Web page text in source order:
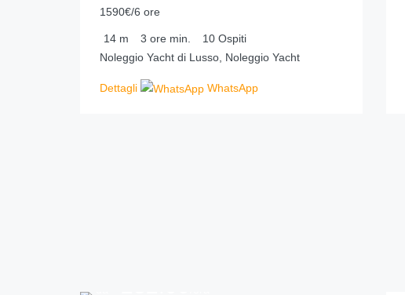
1590€/6 ore
14 m 3 ore min. 10 Ospiti
Noleggio Yacht di Lusso, Noleggio Yacht
Dettagli WhatsApp